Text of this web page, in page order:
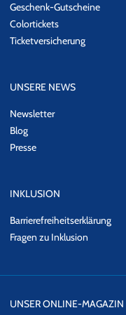
Geschenk-Gutscheine
Colortickets
Ticketversicherung
UNSERE NEWS
Newsletter
Blog
Presse
INKLUSION
Barrierefreiheitserklärung
Fragen zu Inklusion
UNSER ONLINE-MAGAZIN